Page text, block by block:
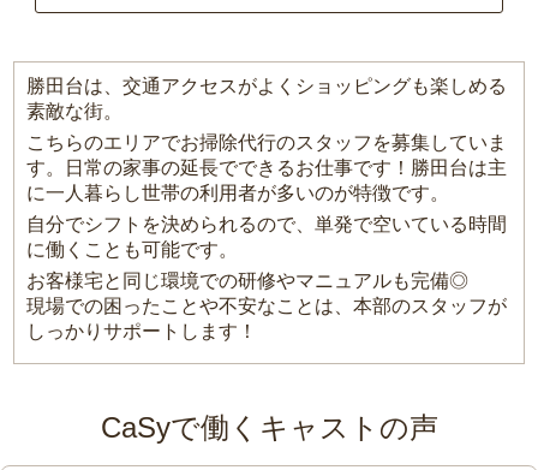
勝田台は、交通アクセスがよくショッピングも楽しめる
素敵な街。
こちらのエリアでお掃除代行のスタッフを募集していま
す。日常の家事の延長でできるお仕事です！勝田台は主
に一人暮らし世帯の利用者が多いのが特徴です。
自分でシフトを決められるので、単発で空いている時間
に働くことも可能です。
お客様宅と同じ環境での研修やマニュアルも完備◎
現場での困ったことや不安なことは、本部のスタッフが
しっかりサポートします！
CaSyで働くキャストの声